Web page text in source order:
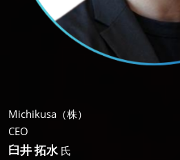
Michikusa（株）
CEO
臼井 拓水 氏